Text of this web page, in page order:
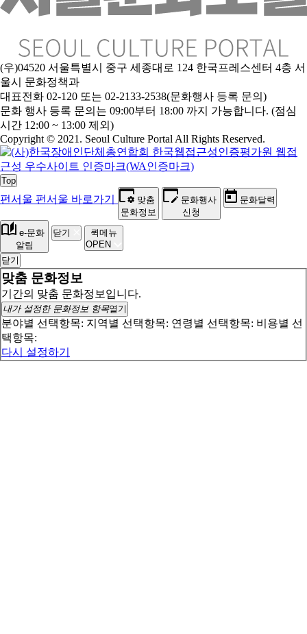
(우)04520 서울특별시 중구 세종대로 124 한국프레스센터 4층 서
울시 문화정책과
대표전화 02-120 또는 02-2133-2538(문화행사 등록 문의)
문화 행사 등록 문의는 09:00부터 18:00 까지 가능합니다. (점심
시간 12:00 ~ 13:00 제외)
Copyright © 2021. Seoul Culture Portal All Rights Reserved.
Top
펀서울 펀서울 바로가기
맞춤
문화정보
문화행사
신청
문화달력
e-문화
알림
닫기
퀵메뉴
OPEN
닫기
맞춤 문화정보
기간의 맞춤 문화정보입니다.
내가 설정한 문화정보 항목열기
분야별 선택항목: 지역별 선택항목: 연령별 선택항목: 비용별 선
택항목:
다시 설정하기